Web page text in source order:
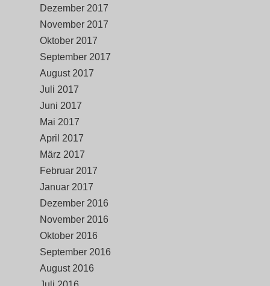
Dezember 2017
November 2017
Oktober 2017
September 2017
August 2017
Juli 2017
Juni 2017
Mai 2017
April 2017
März 2017
Februar 2017
Januar 2017
Dezember 2016
November 2016
Oktober 2016
September 2016
August 2016